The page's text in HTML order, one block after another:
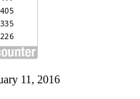
11, 2016